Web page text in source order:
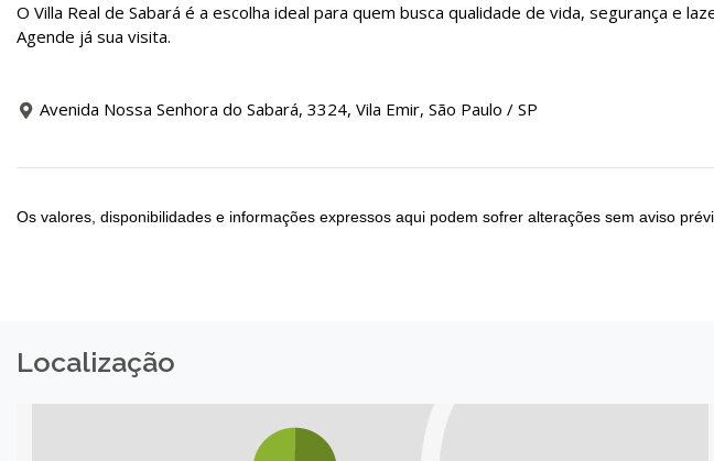
O Villa Real de Sabará é a escolha ideal para quem busca qualidade de vida, segurança e
Agende já sua visita.
Avenida Nossa Senhora do Sabará, 3324, Vila Emir, São Paulo / SP
Os valores, disponibilidades e informações expressos aqui podem sofrer alterações sem aviso
Localização